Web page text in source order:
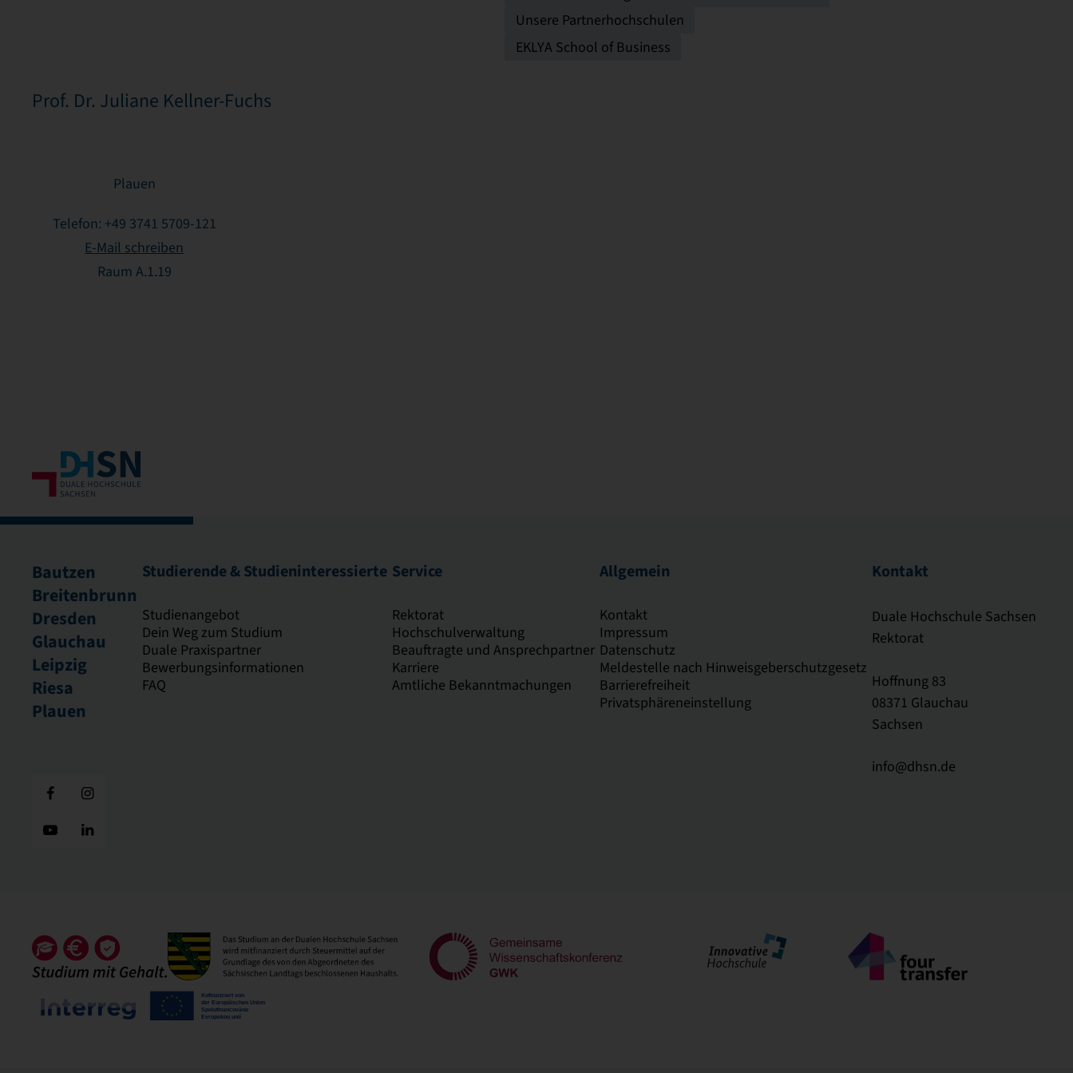
Unsere Partnerhochschulen
EKLYA School of Business
Prof. Dr. Juliane Kellner-Fuchs
Kellner-Fuchs
Plauen
Telefon: +49 3741 5709-121
E-Mail schreiben
Raum A.1.19
Bautzen
Breitenbrunn
Dresden
Glauchau
Leipzig
Riesa
Plauen
Studierende & Studieninteressierte
Studienangebot
Dein Weg zum Studium
Duale Praxispartner
Bewerbungsinformationen
FAQ
Service
Rektorat
Hochschulverwaltung
Beauftragte und Ansprechpartner
Karriere
Amtliche Bekanntmachungen
Allgemein
Kontakt
Impressum
Datenschutz
Meldestelle nach Hinweisgeberschutzgesetz
Barrierefreiheit
Privatsphäreneinstellung
Kontakt
Duale Hochschule Sachsen
Rektorat
Hoffnung 83
08371 Glauchau
Sachsen
info@dhsn.de